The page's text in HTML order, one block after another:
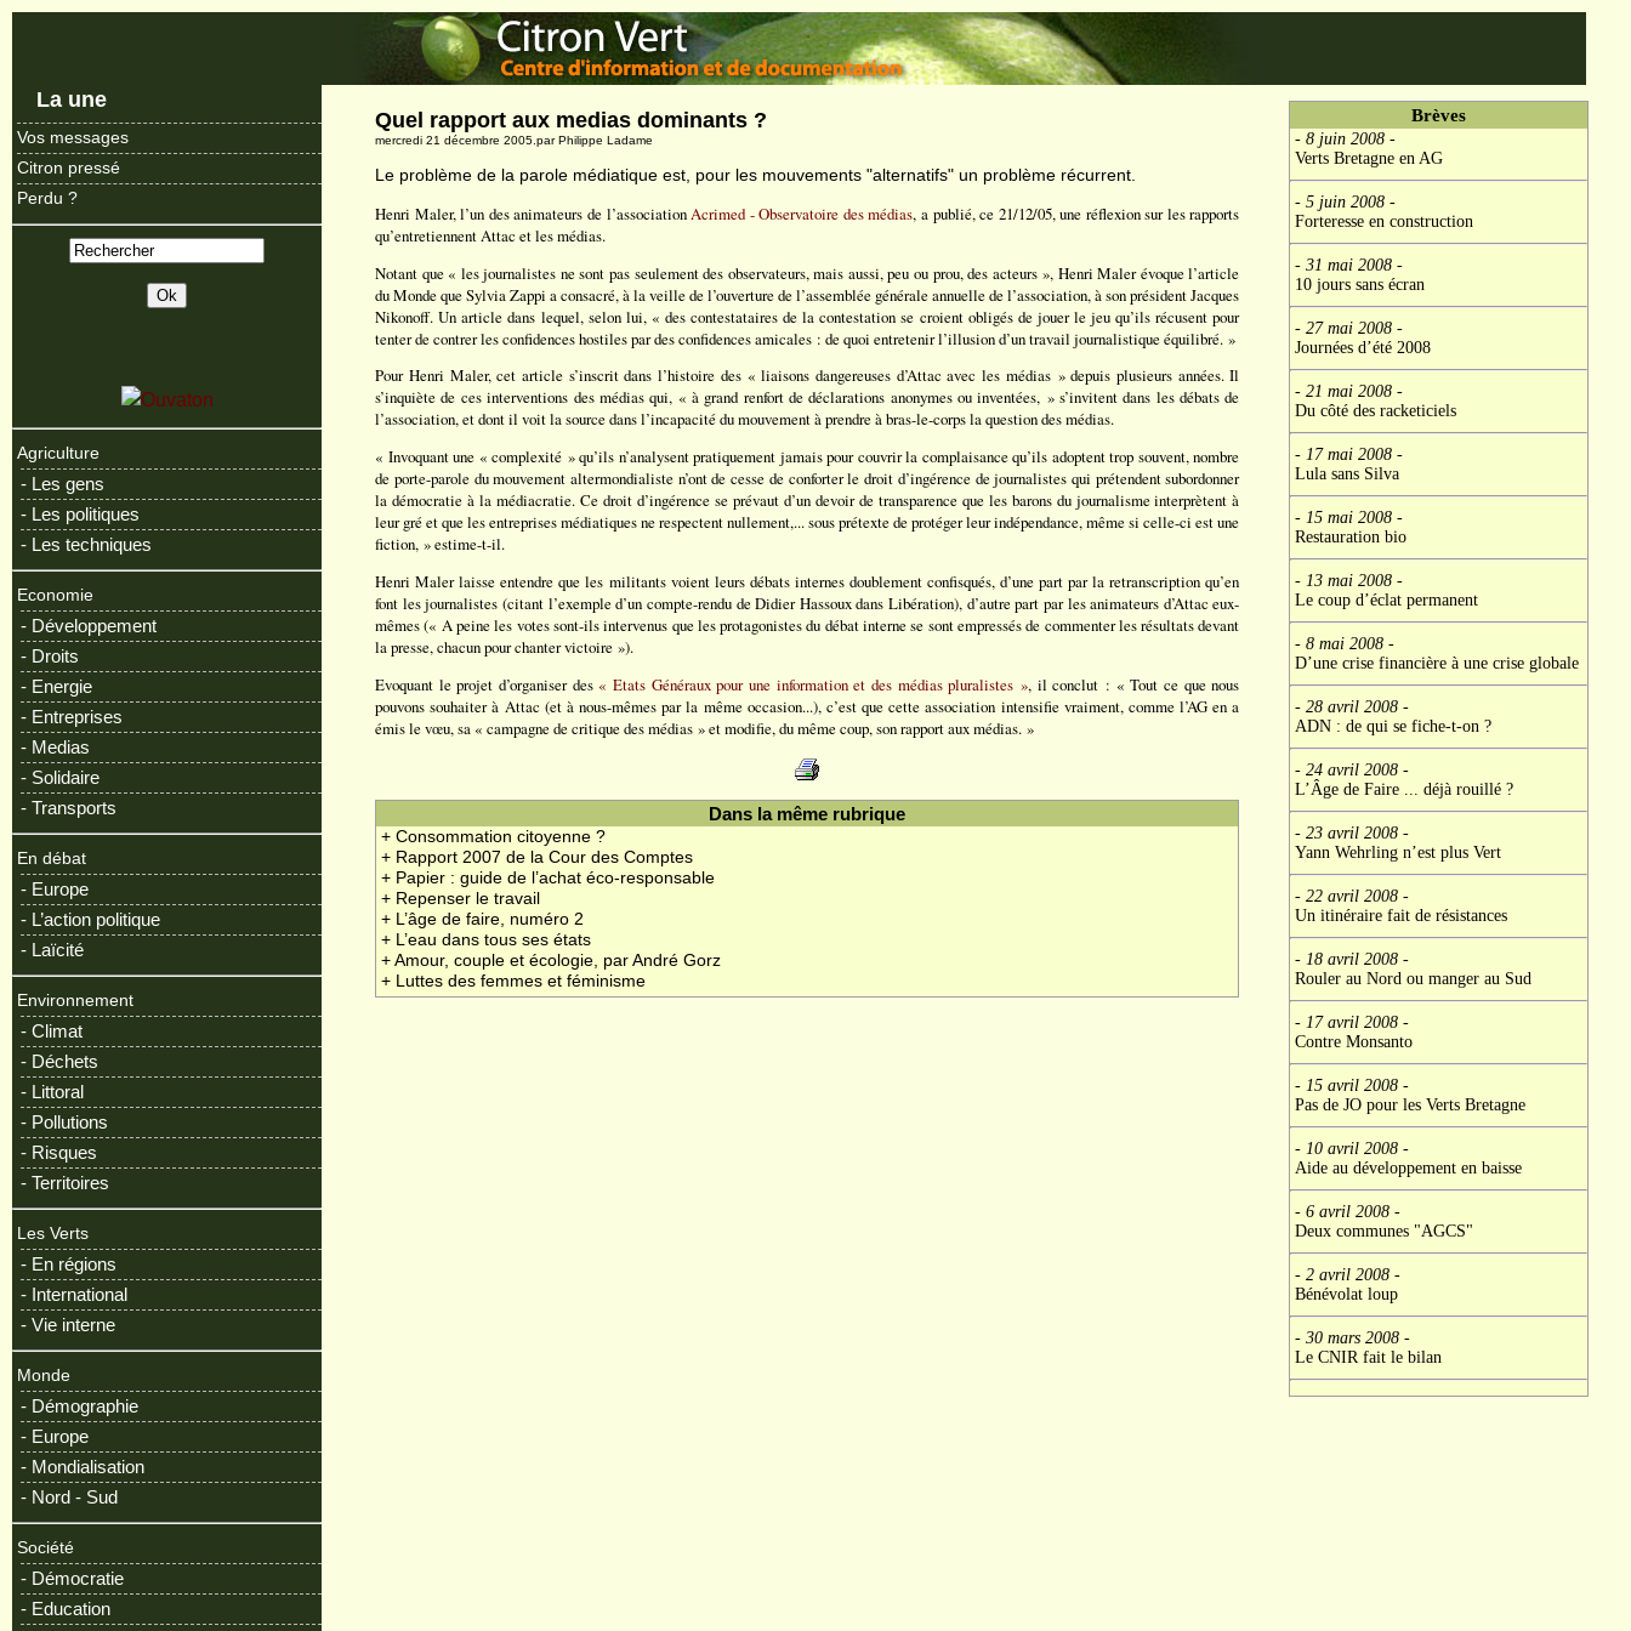
La une
Vos messages
Citron pressé
Perdu ?
Agriculture
- Les gens
- Les politiques
- Les techniques
Economie
- Développement
- Droits
- Energie
- Entreprises
- Medias
- Solidaire
- Transports
En débat
- Europe
- L’action politique
- Laïcité
Environnement
- Climat
- Déchets
- Littoral
- Pollutions
- Risques
- Territoires
Les Verts
- En régions
- International
- Vie interne
Monde
- Démographie
- Europe
- Mondialisation
- Nord - Sud
Société
- Démocratie
- Education
Quel rapport aux medias dominants ?
mercredi 21 décembre 2005.par Philippe Ladame
Le problème de la parole médiatique est, pour les mouvements "alternatifs" un problème récurrent.
Henri Maler, l’un des animateurs de l’association Acrimed - Observatoire des médias, a publié, ce 21/12/05, une réflexion sur les rapports
qu’entretiennent Attac et les médias.
Notant que « les journalistes ne sont pas seulement des observateurs, mais aussi, peu ou prou, des acteurs », Henri Maler évoque l’article
du Monde que Sylvia Zappi a consacré, à la veille de l’ouverture de l’assemblée générale annuelle de l’association, à son président Jacques
Nikonoff. Un article dans lequel, selon lui, « des contestataires de la contestation se croient obligés de jouer le jeu qu’ils récusent pour
tenter de contrer les confidences hostiles par des confidences amicales : de quoi entretenir l’illusion d’un travail journalistique équilibré. »
Pour Henri Maler, cet article s’inscrit dans l’histoire des « liaisons dangereuses d’Attac avec les médias » depuis plusieurs années. Il
s’inquiète de ces interventions des médias qui, « à grand renfort de déclarations anonymes ou inventées, » s’invitent dans les débats de
l’association, et dont il voit la source dans l’incapacité du mouvement à prendre à bras-le-corps la question des médias.
« Invoquant une « complexité » qu’ils n’analysent pratiquement jamais pour couvrir la complaisance qu’ils adoptent trop souvent, nombre
de porte-parole du mouvement altermondialiste n’ont de cesse de conforter le droit d’ingérence de journalistes qui prétendent subordonner
la démocratie à la médiacratie. Ce droit d’ingérence se prévaut d’un devoir de transparence que les barons du journalisme interprètent à
leur gré et que les entreprises médiatiques ne respectent nullement,... sous prétexte de protéger leur indépendance, même si celle-ci est une
fiction, » estime-t-il.
Henri Maler laisse entendre que les militants voient leurs débats internes doublement confisqués, d’une part par la retranscription qu’en
font les journalistes (citant l’exemple d’un compte-rendu de Didier Hassoux dans Libération), d’autre part par les animateurs d’Attac eux-
mêmes (« A peine les votes sont-ils intervenus que les protagonistes du débat interne se sont empressés de commenter les résultats devant
la presse, chacun pour chanter victoire »).
Evoquant le projet d’organiser des « Etats Généraux pour une information et des médias pluralistes », il conclut : « Tout ce que nous
pouvons souhaiter à Attac (et à nous-mêmes par la même occasion...), c’est que cette association intensifie vraiment, comme l’AG en a
émis le vœu, sa « campagne de critique des médias » et modifie, du même coup, son rapport aux médias. »
Dans la même rubrique
+ Consommation citoyenne ?
+ Rapport 2007 de la Cour des Comptes
+ Papier : guide de l’achat éco-responsable
+ Repenser le travail
+ L’âge de faire, numéro 2
+ L’eau dans tous ses états
+ Amour, couple et écologie, par André Gorz
+ Luttes des femmes et féminisme
Brèves
- 8 juin 2008-
Verts Bretagne en AG
- 5 juin 2008-
Forteresse en construction
- 31 mai 2008-
10 jours sans écran
- 27 mai 2008-
Journées d’été 2008
- 21 mai 2008-
Du côté des racketiciels
- 17 mai 2008-
Lula sans Silva
- 15 mai 2008-
Restauration bio
- 13 mai 2008-
Le coup d’éclat permanent
- 8 mai 2008-
D’une crise financière à une crise globale
- 28 avril 2008-
ADN : de qui se fiche-t-on ?
- 24 avril 2008-
L’Âge de Faire ... déjà rouillé ?
- 23 avril 2008-
Yann Wehrling n’est plus Vert
- 22 avril 2008-
Un itinéraire fait de résistances
- 18 avril 2008-
Rouler au Nord ou manger au Sud
- 17 avril 2008-
Contre Monsanto
- 15 avril 2008-
Pas de JO pour les Verts Bretagne
- 10 avril 2008-
Aide au développement en baisse
- 6 avril 2008-
Deux communes "AGCS"
- 2 avril 2008-
Bénévolat loup
- 30 mars 2008-
Le CNIR fait le bilan